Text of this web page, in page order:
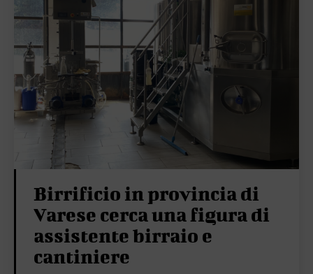
Birrificio in provincia di
Varese cerca una figura di
assistente birraio e
cantiniere